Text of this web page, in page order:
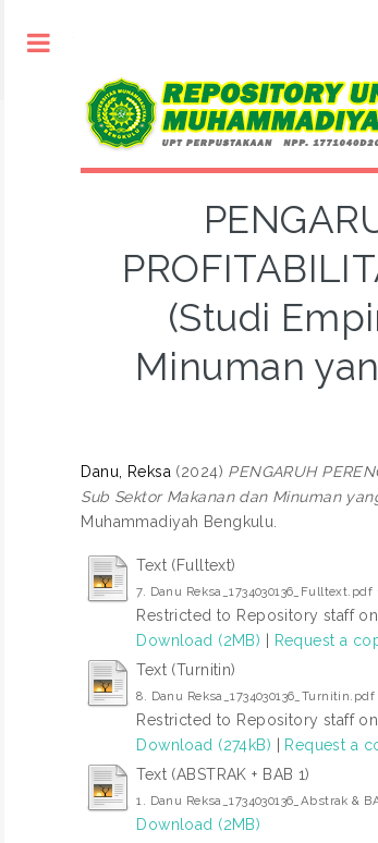
(Studi
Minuman
Danu, Reksa (2024) PENGARUH
Sub Sektor Makanan dan Minuman
Muhammadiyah Bengkulu.
Text (Fulltext)
7. Danu Reksa_1734030136_Fulltext.pdf
Restricted to Repository staff
Download (2MB) | Request a
Text (Turnitin)
8. Danu Reksa_1734030136_Turnitin.pdf
Restricted to Repository staff
Download (274kB) | Request a
Text (ABSTRAK + BAB 1)
1. Danu Reksa_1734030136_Abstrak &
Download (2MB)